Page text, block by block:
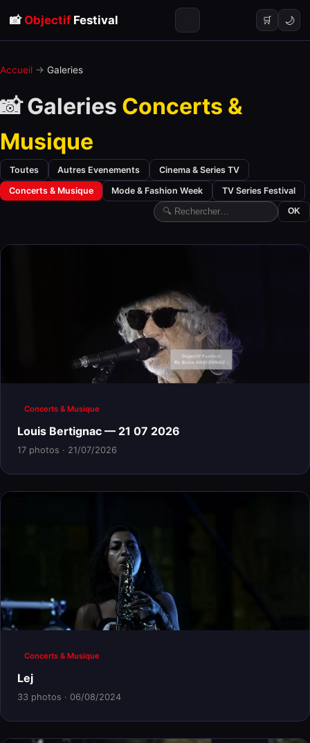
📸 ObjectifFestival 🛒 🌙
Accueil → Galeries
📸 Galeries Concerts &
Musique
Toutes Autres Evenements Cinema & Series TV
Concerts & Musique Mode & Fashion Week TV Series Festival
OK
Concerts & Musique
Louis Bertignac — 21 07 2026
17 photos · 21/07/2026
Concerts & Musique
Lej
33 photos · 06/08/2024